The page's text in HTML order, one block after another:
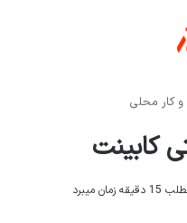
کار محلی
کابینت
میبرد